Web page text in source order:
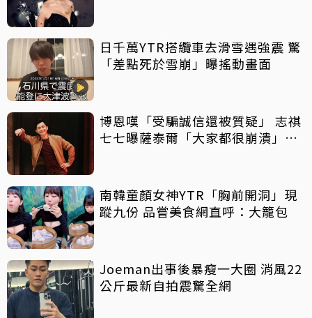
日千萬YTR搭纜車去滑雪遇強震 驚
「差點死於雪崩」曝搖動畫面
博恩嘆「受騙誠信還被質疑」 志祺
七七曝薩泰爾「大家都很崩潰」：
南韓童顏女神YTR「胸前開洞」現
蹤九份 品嘗美食網直呼：大籠包
Joeman出事後暴瘦一大圈 消風22
公斤最新自拍震驚全網